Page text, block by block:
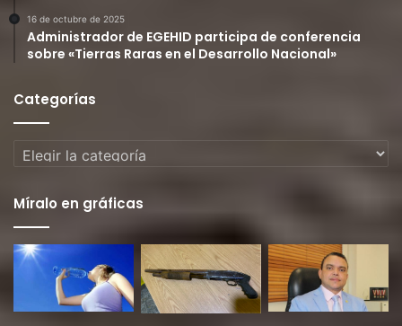
16 de octubre de 2025
Administrador de EGEHID participa de conferencia
sobre «Tierras Raras en el Desarrollo Nacional»
Categorías
Categorías
Míralo en gráficas